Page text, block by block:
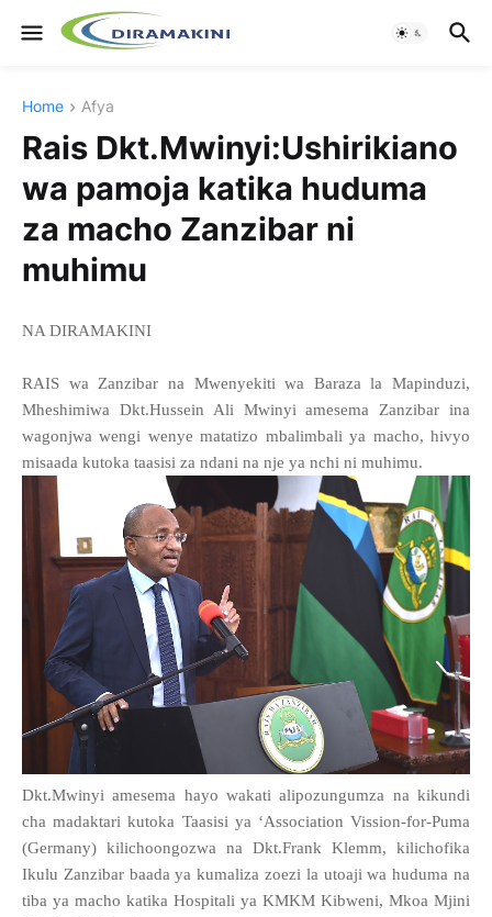
Home Afya
Rais Dkt.Mwinyi:Ushirikiano
wa pamoja katika huduma
za macho Zanzibar ni
muhimu
NA DIRAMAKINI
RAIS wa Zanzibar na Mwenyekiti wa Baraza la Mapinduzi,
Mheshimiwa Dkt.Hussein Ali Mwinyi amesema Zanzibar ina
wagonjwa wengi wenye matatizo mbalimbali ya macho, hivyo
misaada kutoka taasisi za ndani na nje ya nchi ni muhimu.
Dkt.Mwinyi amesema hayo wakati alipozungumza na kikundi
cha madaktari kutoka Taasisi ya ‘Association Vission-for-Puma
(Germany) kilichoongozwa na Dkt.Frank Klemm, kilichofika
Ikulu Zanzibar baada ya kumaliza zoezi la utoaji wa huduma na
tiba ya macho katika Hospitali ya KMKM Kibweni, Mkoa Mjini